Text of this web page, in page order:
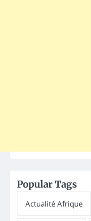
Popular Tags